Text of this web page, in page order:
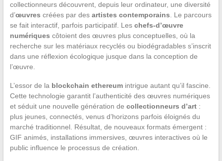
collectionneurs découvrent, depuis leur ordinateur, une diversité
d’œuvres créées par des artistes contemporains . Le parcours
se fait interactif, parfois participatif. Les chefs-d’œuvre
numériques côtoient des œuvres plus conceptuelles, où la
recherche sur les matériaux recyclés ou biodégradables s’inscrit
dans une réflexion écologique jusque dans la conception de
l’œuvre.
L’essor de la blockchain ethereumintrigue autant qu’il fascine.
Cette technologie garantit l’authenticité des œuvres numériques
et séduit une nouvelle génération de collectionneurs d’art:
plus jeunes, connectés, venus d’horizons parfois éloignés du
marché traditionnel. Résultat, de nouveaux formats émergent :
GIF animés, installations immersives, œuvres interactives où le
public influence le processus de création.